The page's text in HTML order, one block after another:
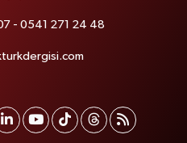
- 0541 271 24 48